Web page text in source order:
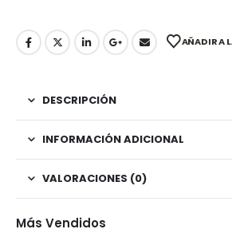
AÑADIR A
DESCRIPCIÓN
INFORMACIÓN ADICIONAL
VALORACIONES (0)
Más Vendidos